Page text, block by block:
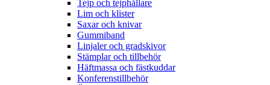
Tejp och tejphållare
Lim och klister
Saxar och knivar
Gummiband
Linjaler och gradskivor
Stämplar och tillbehör
Häftmassa och fästkuddar
Konferenstillbehör